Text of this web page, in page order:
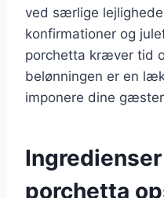
ved særlige
konfirmationer og
porchetta kræver tid
belønningen er en
imponere dine
porchetta